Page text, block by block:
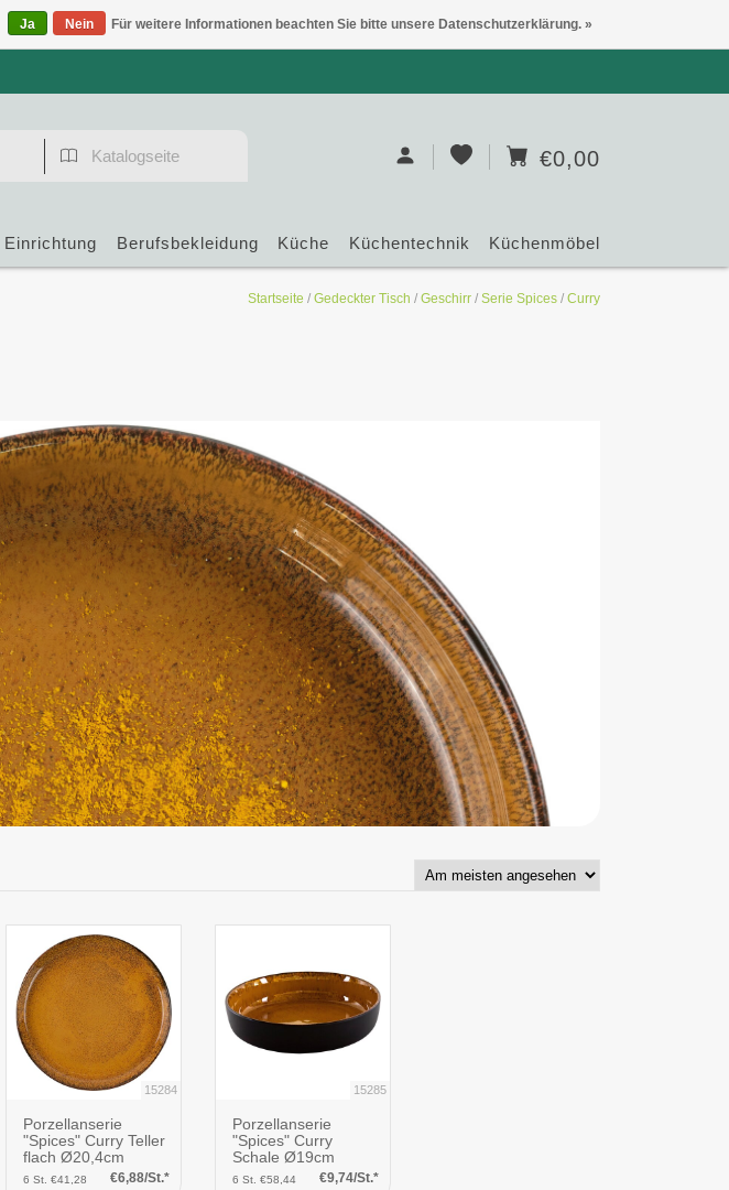
€0,00
Einrichtung Berufsbekleidung Küche Küchentechnik Küchenmöbel
Startseite / Gedeckter Tisch / Geschirr / Serie Spices / Curry
15284
Porzellanserie
"Spices" Curry Teller
flach Ø20,4cm
6 St. €41,28 €6,88/St.*
15285
Porzellanserie
"Spices" Curry
Schale Ø19cm
6 St. €58,44 €9,74/St.*
Ja Nein Für weitere Informationen beachten Sie bitte unsere Datenschutzerklärung. »